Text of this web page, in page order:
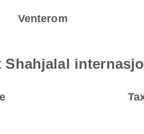
Venterom
Shahjalal